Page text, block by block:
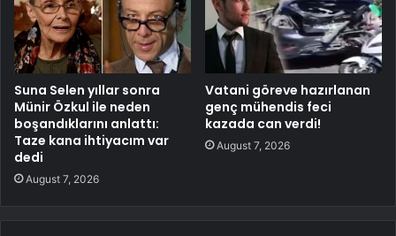
Suna Selen yıllar sonra
Münir Özkul ile neden
boşandıklarını anlattı:
Taze kana ihtiyacım var
dedi
August 7, 2026
Vatani göreve hazırlanan
genç mühendis feci
kazada can verdi!
August 7, 2026